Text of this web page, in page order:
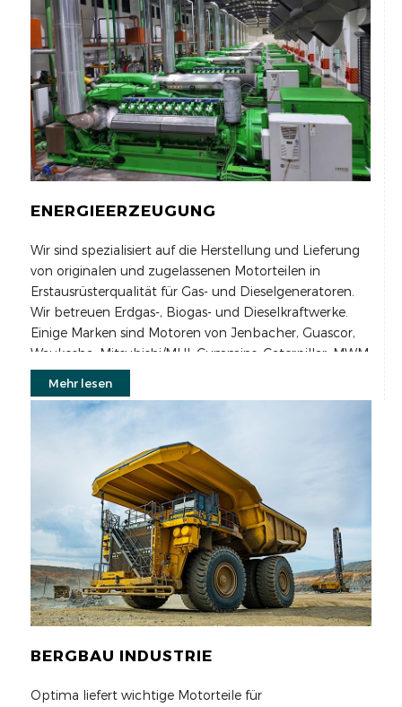
ENERGIEERZEUGUNG
Wir sind spezialisiert auf die Herstellung und Lieferung
von originalen und zugelassenen Motorteilen in
Erstausrüsterqualität für Gas- und Dieselgeneratoren.
Wir betreuen Erdgas-, Biogas- und Dieselkraftwerke.
Einige Marken sind Motoren von Jenbacher, Guascor,
Waukesha, Mitsubishi/MHI, Cummins, Caterpillar, MWM
und MTU.
Mehr lesen
BERGBAU INDUSTRIE
Optima liefert wichtige Motorteile für